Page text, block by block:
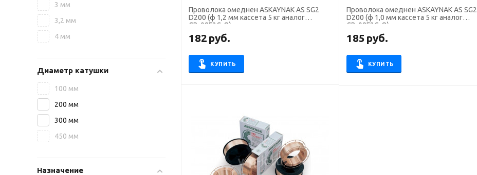
Проволока омеднен ASKAYNAK AS SG2
D200 (ф 1,2 мм кассета 5 кг аналог
СВ-08Г2С-О)
182 руб.
КУПИТЬ
Проволока омеднен ASKAYNAK AS SG2
D200 (ф 1,0 мм кассета 5 кг аналог
СВ-08Г2С-О)
185 руб.
КУПИТЬ
3 мм
3,2 мм
4 мм
Диаметр катушки
100 мм
200 мм
300 мм
450 мм
Назначение